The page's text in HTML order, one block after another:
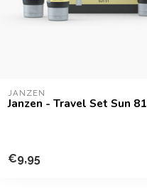
JANZEN
Janzen - Travel Set Sun 81
€9,95